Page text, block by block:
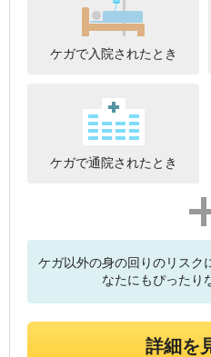
ケガで入院されたとき
ケガで通院されたとき
ケガ以外の身の回りのリスク
なたにもぴったり
詳細を